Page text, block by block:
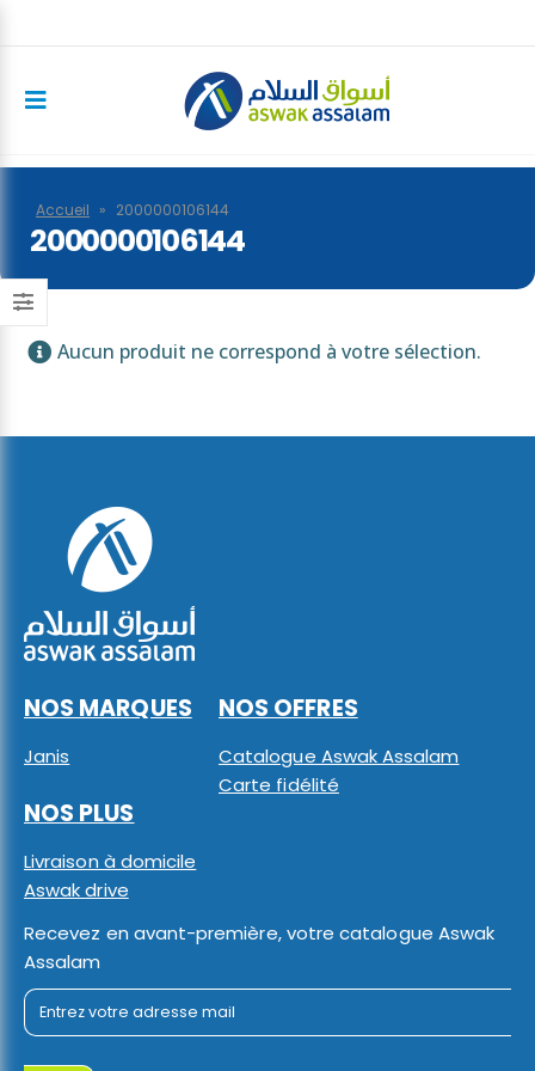
Accueil » 2000000106144
2000000106144
Aucun produit ne correspond à votre sélection.
NOS MARQUES
Janis
NOS OFFRES
Catalogue Aswak Assalam
Carte fidélité
NOS PLUS
Livraison à domicile
Aswak drive
Recevez en avant-première, votre catalogue Aswak
Assalam